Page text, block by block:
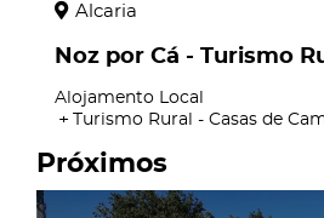
Alcaria
Noz por Cá - Turismo
Alojamento Local
Turismo Rural - Casas de
Próximos
page